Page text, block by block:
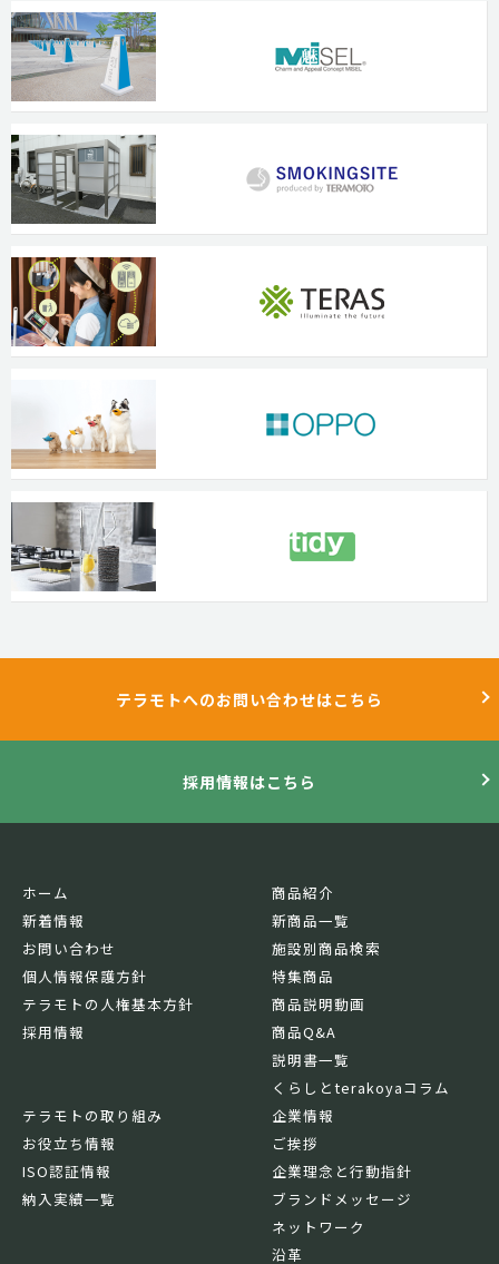
テラモトへのお問い合わせはこちら
採用情報はこちら
ホーム
新着情報
お問い合わせ
個人情報保護方針
テラモトの人権基本方針
採用情報
商品紹介
新商品一覧
施設別商品検索
特集商品
商品説明動画
商品Q&A
説明書一覧
くらしとterakoyaコラム
テラモトの取り組み
お役立ち情報
ISO認証情報
納入実績一覧
企業情報
ご挨拶
企業理念と行動指針
ブランドメッセージ
ネットワーク
沿革